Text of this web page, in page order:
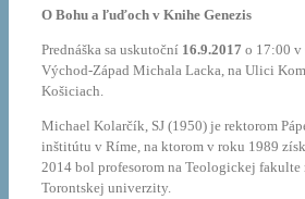
O Bohu a ľuďoch v Knihe Genezis
Prednáška sa uskutoční 16.9.2017 o 17:00
Východ-Západ Michala Lacka, na Ulici
Košiciach.
Michael Kolarčík, SJ (1950) je rektorom
inštitútu v Ríme, na ktorom v roku 1989
2014 bol profesorom na Teologickej fakulte
Torontskej univerzity.